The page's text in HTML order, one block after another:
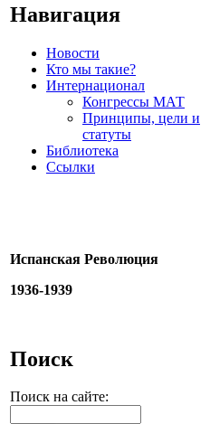
Навигация
Новости
Кто мы такие?
Интернационал
Конгрессы МАТ
Принципы, цели и
статуты
Библиотека
Ссылки
Испанская Революция
1936-1939
Поиск
Поиск на сайте: